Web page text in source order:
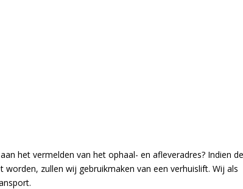
het vermelden van het ophaal- en afleveradres? Indien
zullen wij gebruikmaken van een verhuislift. Wij als